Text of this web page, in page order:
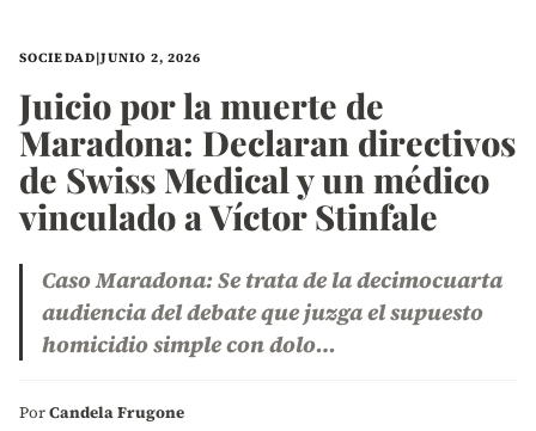
SOCIEDAD|JUNIO 2, 2026
Juicio por la muerte de
Maradona: Declaran directivos
de Swiss Medical y un médico
vinculado a Víctor Stinfale
Caso Maradona: Se trata de la decimocuarta
audiencia del debate que juzga el supuesto
homicidio simple con dolo…
PorCandela Frugone